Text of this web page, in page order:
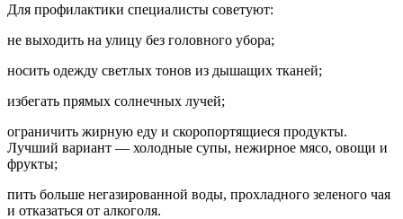
Для профилактики специалисты советуют:
не выходить на улицу без головного убора;
носить одежду светлых тонов из дышащих тканей;
избегать прямых солнечных лучей;
ограничить жирную еду и скоропортящиеся продукты.
Лучший вариант — холодные супы, нежирное мясо, овощи и
фрукты;
пить больше негазированной воды, прохладного зеленого чая
и отказаться от алкоголя.